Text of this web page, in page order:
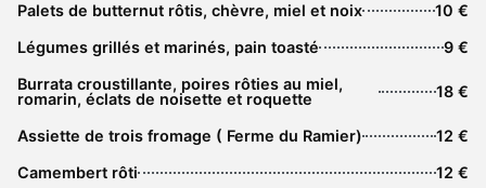
Palets de butternut rôtis, chèvre, miel et noix
10 €
Légumes grillés et marinés, pain toasté
9 €
Burrata croustillante, poires rôties au miel,
romarin, éclats de noisette et roquette
18 €
Assiette de trois fromage ( Ferme du Ramier)
12 €
Camembert rôti
12 €